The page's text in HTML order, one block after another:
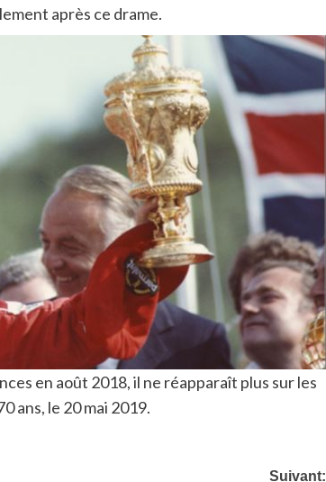
après ce drame.
en août 2018, il ne réapparaît plus sur les
ans, le 20 mai 2019.
Suivant: